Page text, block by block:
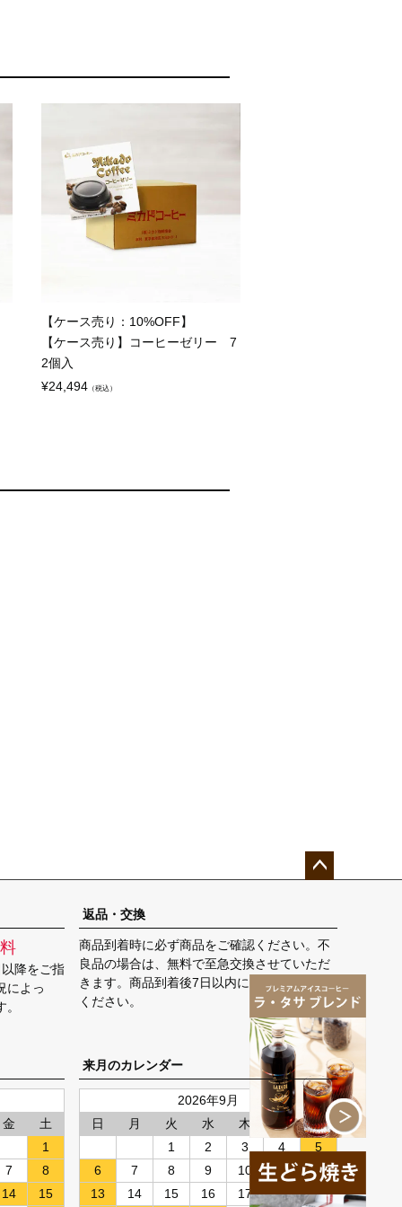
【ケース売り：10%OFF】
【ケース売り】コーヒーゼリー 7
2個入
¥24,494 （税込）
ップ
へ
降をご指
によっ
返品・交換
商品到着時に必ず商品をご確認ください。不
良品の場合は、無料で至急交換させていただ
きます。商品到着後7日以内に弊社までご返送
ください。
金
土
1
7
8
14 15
来月のカレンダー
2026年9月
日
月 火 水 木 金
土
1
2 3 4
5
6
7 8 9 10 11
12
13
14 15 16 17 18 19